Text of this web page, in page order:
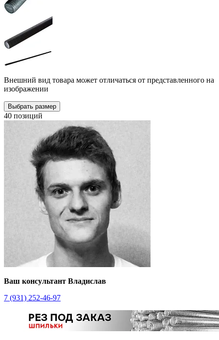
Внешний вид товара может отличаться от представленного на
изображении
Выбрать размер
40 позиций
Ваш консультант Владислав
7 (931) 252-46-97